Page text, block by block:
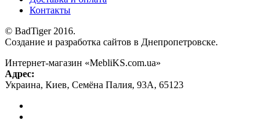
Контакты
© BadTiger 2016.
Создание и разработка сайтов в Днепропетровске.
Интернет-магазин «MebliKS.com.ua»
Адрес:
Украина, Киев, Семёна Палия, 93А, 65123